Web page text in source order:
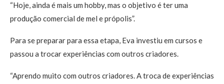
“Hoje, ainda é mais um hobby, mas o objetivo é ter uma
produção comercial de mel e própolis”.
Para se preparar para essa etapa, Eva investiu em cursos e
passou a trocar experiências com outros criadores.
“Aprendo muito com outros criadores. A troca de experiências